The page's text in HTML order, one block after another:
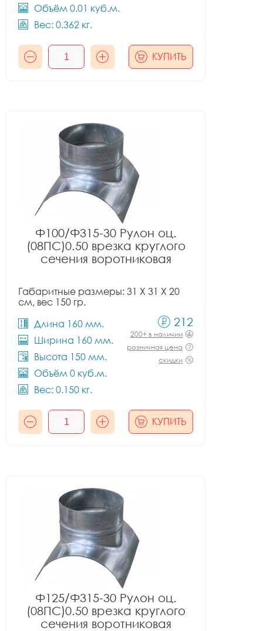
Объём 0.01 куб.м.
Вес: 0.362 кг.
КУПИТЬ
Ф100/Ф315-30 Рулон оц.
(08ПС)0.50 врезка круглого
сечения воротниковая
Габаритные размеры: 31 X 31 X 20
см, вес 150 гр.
Длина 160 мм.
Ширина 160 мм.
Высота 150 мм.
Объём 0 куб.м.
Вес: 0.150 кг.
212
200+ в наличии
розничная цена
скидки
КУПИТЬ
Ф125/Ф315-30 Рулон оц.
(08ПС)0.50 врезка круглого
сечения воротниковая